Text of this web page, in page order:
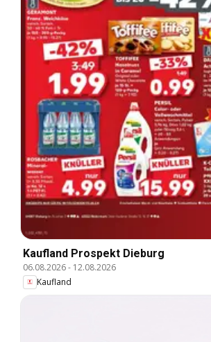
Kaufland Prospekt Dieburg
06.08.2026- 12.08.2026
Kaufland